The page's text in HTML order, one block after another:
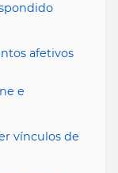
afetivos
e
vínculos de